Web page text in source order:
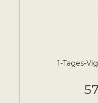
1-Tages-